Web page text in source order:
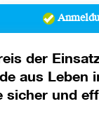
der
aus Leben
sicher und